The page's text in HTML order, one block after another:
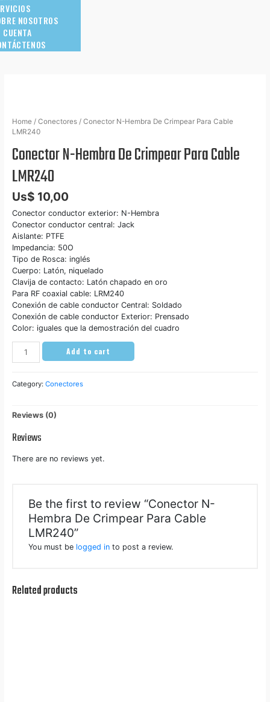
NOSOTROS
Home/ Conectores/ Conector N-Hembra De Crimpear Para Cable
LMR240
Conector N-Hembra De Crimpear Para Cable
LMR240
Us$ 10,00
Conector conductor exterior: N-Hembra
Conector conductor central: Jack
Aislante: PTFE
Impedancia: 50O
Tipo de Rosca: inglés
Cuerpo: Latón, niquelado
Clavija de contacto: Latón chapado en oro
Para RF coaxial cable: LRM240
Conexión de cable conductor Central: Soldado
Conexión de cable conductor Exterior: Prensado
Color: iguales que la demostración del cuadro
Conector
De
Cable
quantity
Add to cart
Category: Conectores
Reviews (0)
Reviews
There are no reviews yet.
Be the first to review “Conector N-
Hembra De Crimpear Para Cable
LMR240”
You must be logged in to post a review.
Related products